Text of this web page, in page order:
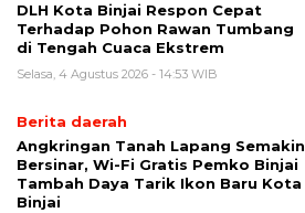
DLH Kota Binjai Respon Cepat
Terhadap Pohon Rawan Tumbang
di Tengah Cuaca Ekstrem
Selasa, 4 Agustus 2026 - 14:53 WIB
Berita daerah
Angkringan Tanah Lapang Semakin
Bersinar, Wi-Fi Gratis Pemko Binjai
Tambah Daya Tarik Ikon Baru Kota
Binjai